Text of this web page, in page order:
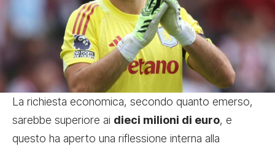
La richiesta economica, secondo quanto emerso,
sarebbe superiore ai dieci milioni di euro, e
questo ha aperto una riflessione interna alla